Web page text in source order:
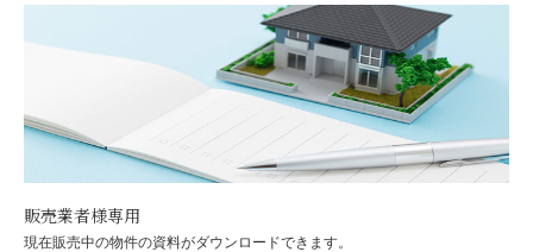
販売業者様専用
現在販売中の物件の資料がダウンロードできます。